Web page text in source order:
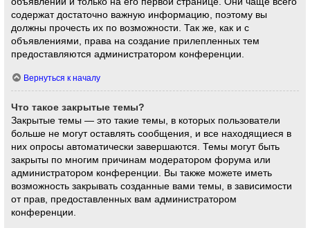
содержат достаточно важную информацию, поэтому вы
должны прочесть их по возможности. Так же, как и с
объявлениями, права на создание прилепленных тем
предоставляются администратором конференции.
Вернуться к началу
Что такое закрытые темы?
Закрытые темы — это такие темы, в которых пользователи
больше не могут оставлять сообщения, и все находящиеся в
них опросы автоматически завершаются. Темы могут быть
закрыты по многим причинам модератором форума или
администратором конференции. Вы также можете иметь
возможность закрывать созданные вами темы, в зависимости
от прав, предоставленных вам администратором
конференции.